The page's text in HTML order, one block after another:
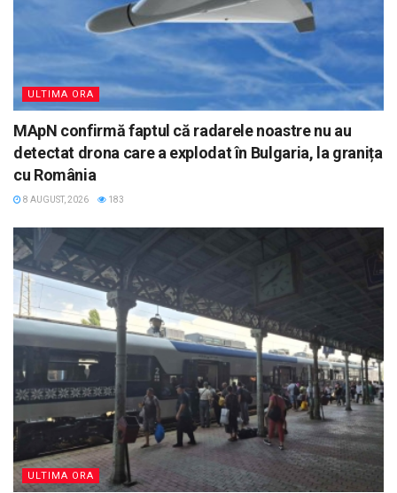
ULTIMA ORA
MApN confirmă faptul că radarele noastre nu au
detectat drona care a explodat în Bulgaria, la granița
cu România
8 AUGUST, 2026 183
ULTIMA ORA